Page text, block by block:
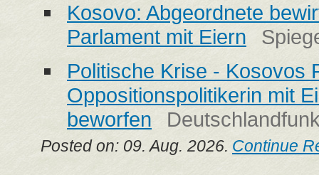
Kosovo: Abgeordnete
Parlament mit Eiern
Politische Krise - Kosovos
Oppositionspolitikerin mit
beworfen
Posted on: 09. Aug. 2026. Continue